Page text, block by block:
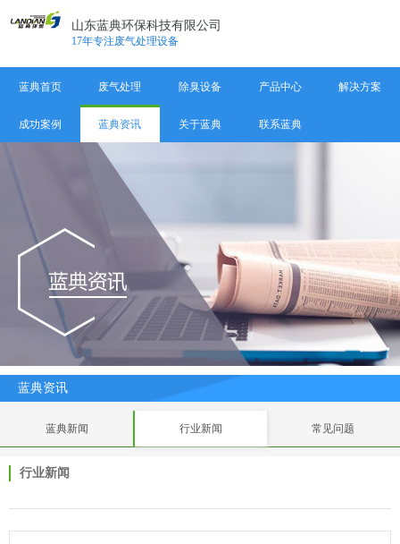
山东蓝典环保科技有限公司
17年专注废气处理设备
蓝典首页 废气处理 除臭设备 产品中心 解决方案
成功案例 蓝典资讯 关于蓝典 联系蓝典
蓝典资讯
蓝典新闻 行业新闻 常见问题
行业新闻